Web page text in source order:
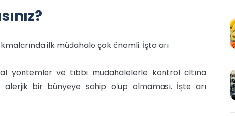
ilk müdahale çok önemli. İşte arı
yöntemler ve tıbbi müdahalelerle kontrol altına
bir bünyeye sahip olup olmaması. İşte arı